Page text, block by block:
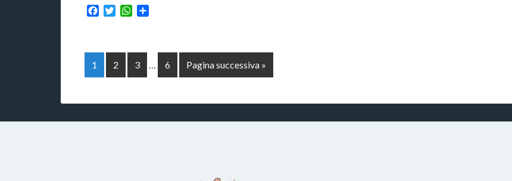
Facebook
TwitterWhatsApp
1 2 3 … 6 Pagina successiva »